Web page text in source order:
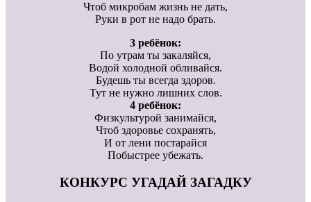
Чтоб микробам жизнь не дать,
Руки в рот не надо брать.
3 ребёнок:
По утрам ты закаляйся,
Водой холодной обливайся.
Будешь ты всегда здоров.
Тут не нужно лишних слов.
4 ребёнок:
Физкультурой занимайся,
Чтоб здоровье сохранять,
И от лени постарайся
Побыстрее убежать.
КОНКУРС УГАДАЙ ЗАГАДКУ